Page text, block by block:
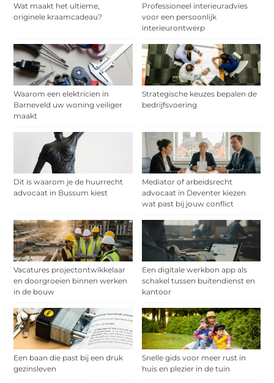
Wat maakt het ultieme,
originele kraamcadeau?
Professioneel interieuradvies
voor een persoonlijk
interieurontwerp
Waarom een elektricien in
Barneveld uw woning veiliger
maakt
Strategische keuzes bepalen de
bedrijfsvoering
Dit is waarom je de huurrecht
advocaat in Bussum kiest
Mediator of arbeidsrecht
advocaat in Deventer kiezen
wat past bij jouw conflict
Vacatures projectontwikkelaar
en doorgroeien binnen werken
in de bouw
Een digitale werkbon app als
schakel tussen buitendienst en
kantoor
Een baan die past bij een druk
gezinsleven
Snelle gids voor meer rust in
huis en plezier in de tuin